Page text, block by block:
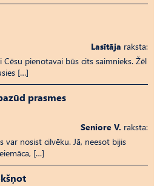
Lasītāja raksta:
Cēsu pienotavai būs cits saimnieks. Žēl
[…]
prasmes
Seniore V. raksta:
var nosist cilvēku. Jā, neesot bijis
[…]